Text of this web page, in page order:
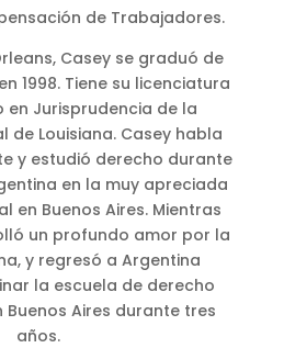
de Trabajadores.
Casey se graduó de
1998. Tiene su licenciatura
en Jurisprudencia de la
de Louisiana. Casey habla
y estudió derecho durante
en la muy apreciada
en Buenos Aires. Mientras
un profundo amor por la
y regresó a Argentina
la escuela de derecho
Aires durante tres
años.